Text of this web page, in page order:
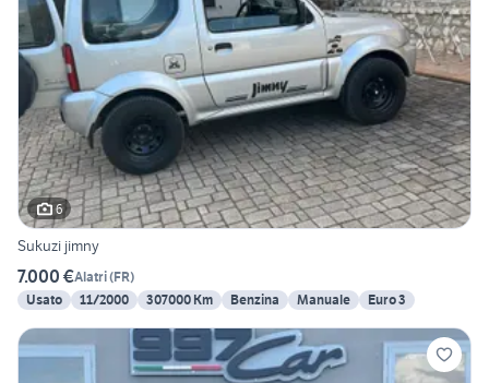
6
Sukuzi jimny
7.000 €Alatri(FR)
Usato
11/2000 307000 Km Benzina Manuale Euro 3